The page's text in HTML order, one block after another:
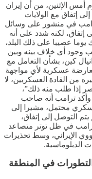
أمس الإثنين، من أن إيران
إتفاق مع الولايات
في منشور على وسائل
إتفاق، لكنه شدد على أنه
عصيبا على ذلك البلد،
وجود أي خلاف بينه وبين
كين، بشأن التعامل مع
عسكرية لأي مواجهة
من القادة العسكريين، لا
إذا طلب منه ذلك”،
وأكد ترامب أنه صاحب
محتمل، مشيرا إلى
التوصل إلى إتفاق،
في ظل توتر متصاعد
الإيراني، وسط تحذيرات
الدبلوماسية.
في المنطقة